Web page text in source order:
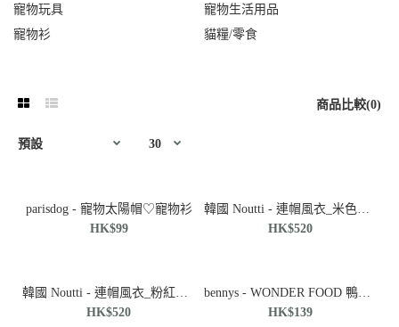
寵物玩具
寵物生活用品
寵物衫
貓糧/零食
商品比較(0)
parisdog - 寵物太陽帽♡寵物衫
HK$99
韓國 Noutti - 連帽風衣_米色♡寵物衫
HK$520
韓國 Noutti - 連帽風衣_粉紅色♡寵物衫
HK$520
bennys - WONDER FOOD 鴨筋棒 L 350g
HK$139